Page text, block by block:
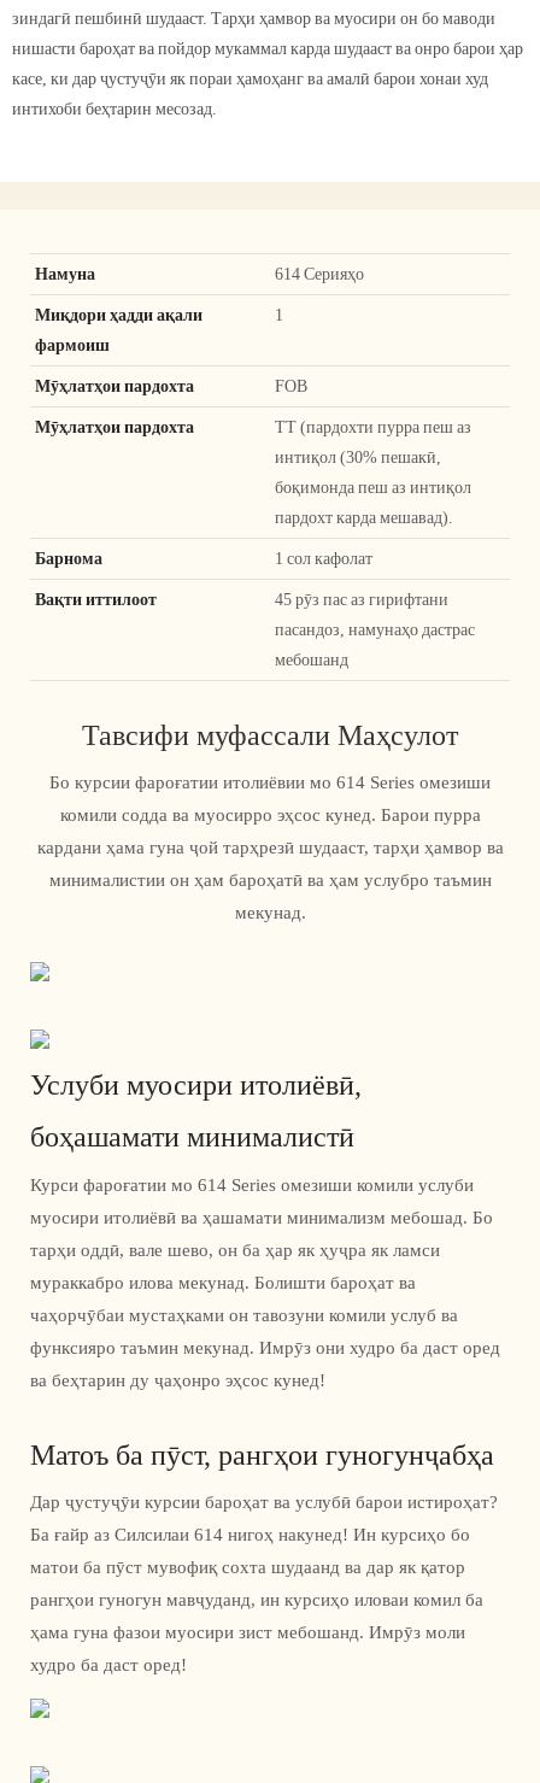
зиндагӣ пешбинӣ шудааст. Тарҳи ҳамвор ва муосири он бо маводи
нишасти бароҳат ва пойдор мукаммал карда шудааст ва онро барои ҳар
касе, ки дар ҷустуҷӯи як пораи ҳамоҳанг ва амалӣ барои хонаи худ
интихоби беҳтарин месозад.
Намуна 614 Серияҳо
Миқдори ҳадди ақали
фармоиш
1
Мӯҳлатҳои пардохта FOB
Мӯҳлатҳои пардохта
TT (пардохти пурра пеш аз
интиқол (30% пешакӣ,
боқимонда пеш аз интиқол
пардохт карда мешавад).
Барнома 1 сол кафолат
Вақти иттилоот
45 рӯз пас аз гирифтани
пасандоз, намунаҳо дастрас
мебошанд
Тавсифи муфассали Маҳсулот
Бо курсии фароғатии итолиёвии мо 614 Series омезиши
комили содда ва муосирро эҳсос кунед. Барои пурра
кардани ҳама гуна ҷой тарҳрезӣ шудааст, тарҳи ҳамвор ва
минималистии он ҳам бароҳатӣ ва ҳам услубро таъмин
мекунад.
Услуби муосири итолиёвӣ,
боҳашамати минималистӣ
Курси фароғатии мо 614 Series омезиши комили услуби
муосири итолиёвӣ ва ҳашамати минимализм мебошад. Бо
тарҳи оддӣ, вале шево, он ба ҳар як ҳуҷра як ламси
мураккабро илова мекунад. Болишти бароҳат ва
чаҳорчӯбаи мустаҳками он тавозуни комили услуб ва
функсияро таъмин мекунад. Имрӯз они худро ба даст оред
ва беҳтарин ду ҷаҳонро эҳсос кунед!
Матоъ ба пӯст, рангҳои гуногунҷабҳа
Дар ҷустуҷӯи курсии бароҳат ва услубӣ барои истироҳат?
Ба ғайр аз Силсилаи 614 нигоҳ накунед! Ин курсиҳо бо
матои ба пӯст мувофиқ сохта шудаанд ва дар як қатор
рангҳои гуногун мавҷуданд, ин курсиҳо иловаи комил ба
ҳама гуна фазои муосири зист мебошанд. Имрӯз моли
худро ба даст оред!